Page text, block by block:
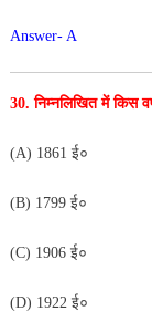
Answer- A
30. निम्नलिखित में किस
(A) 1861 ई०
(B) 1799 ई०
(C) 1906 ई०
(D) 1922 ई०